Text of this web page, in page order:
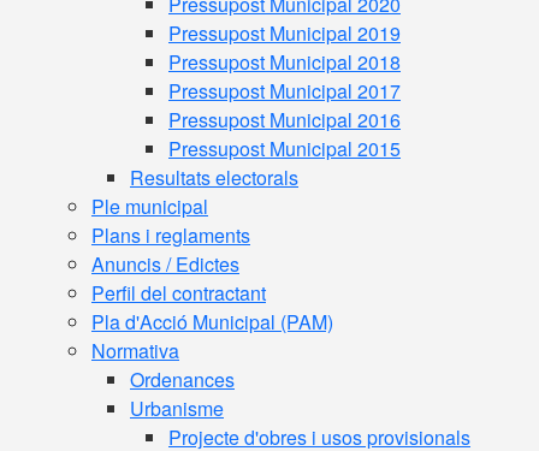
Pressupost Municipal 2019
Pressupost Municipal 2018
Pressupost Municipal 2017
Pressupost Municipal 2016
Pressupost Municipal 2015
Resultats electorals
Ple municipal
Plans i reglaments
Anuncis / Edictes
Perfil del contractant
Pla d'Acció Municipal (PAM)
Normativa
Ordenances
Urbanisme
Projecte d'obres i usos provisionals